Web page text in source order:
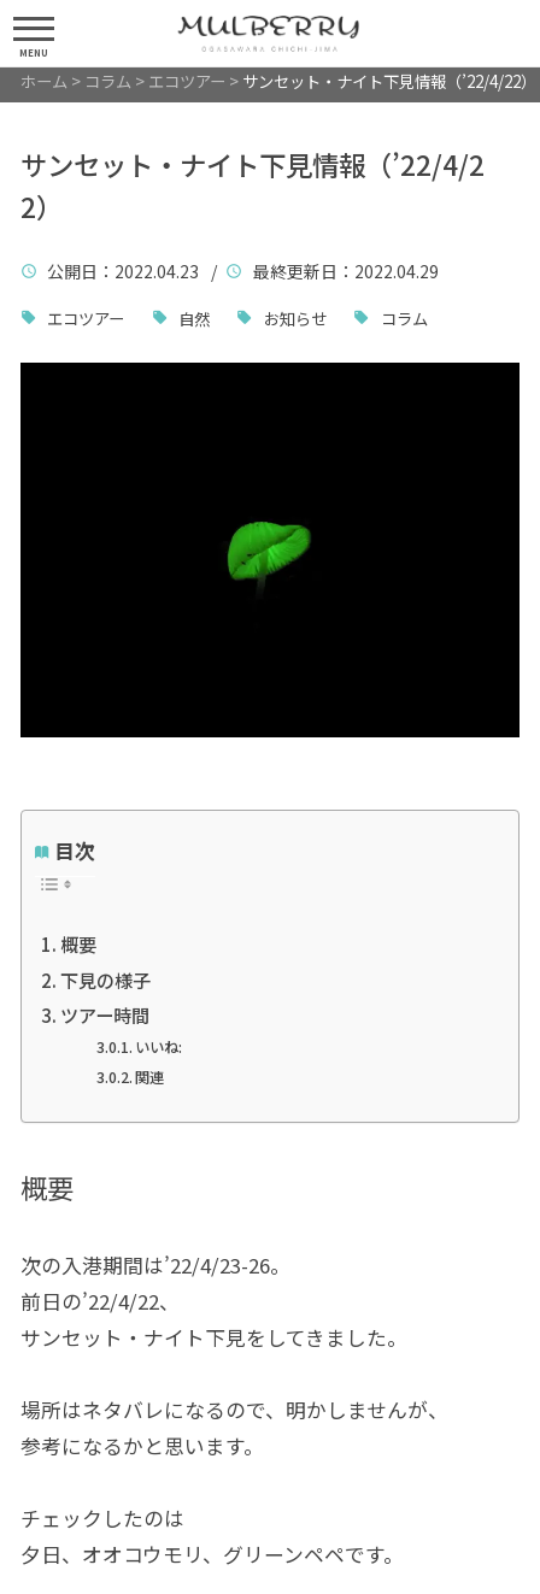
MENU
ホーム > コラム > エコツアー > サンセット・ナイト下見情報（’22/4/22）
サンセット・ナイト下見情報（’22/4/2
2）
公開日 ：2022.04.23 / 最終更新日 ：2022.04.29
エコツアー 自然 お知らせ コラム
目次
概要
下見の様子
ツアー時間
いいね:
関連
概要
次の入港期間は’22/4/23-26。
前日の’22/4/22、
サンセット・ナイト下見をしてきました。
場所はネタバレになるので、明かしませんが、
参考になるかと思います。
チェックしたのは
夕日、オオコウモリ、グリーンペペです。